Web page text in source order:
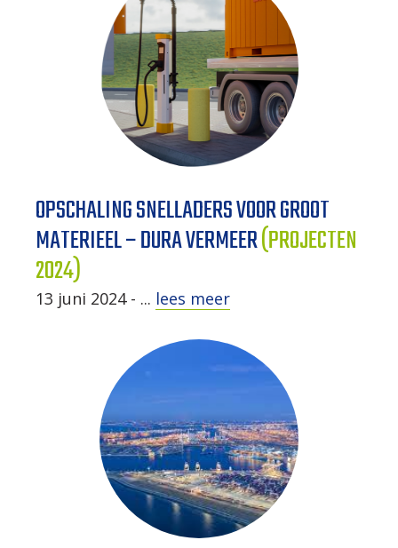
OPSCHALING SNELLADERS VOOR GROOT
MATERIEEL – DURA VERMEER(PROJECTEN
2024)
13 juni 2024 - ... lees meer